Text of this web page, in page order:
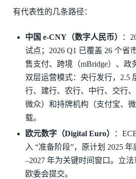
有代表性的几条路径：
中国 e-CNY（数字人民币）
：
试点；2026 Q1 已覆盖 26 个省
售支付、跨境（mBridge）、政
双层运营模式：央行发行，2.5
行、建行、农行、中行、交行
微众）和持牌机构（支付宝、
载。
欧元数字（Digital Euro）
：
入 “准备阶段”，原计划 2025
–2027 年为关键时间窗口。立法
欧委会提交。